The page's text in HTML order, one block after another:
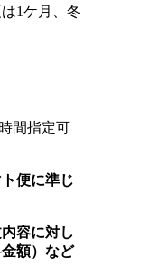
1ケ月、冬
間指定可
便に準じ
容に対し
額）など